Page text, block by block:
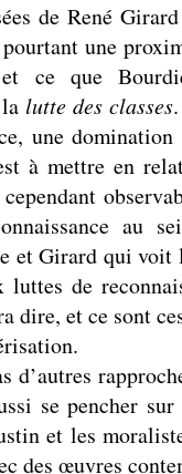
de René
une
et ce que
lutte des classes
une domination
à mettre en
au
et Girard qui voit
de
dire, et ce sont
d’autres
se pencher
et les
des œuvres